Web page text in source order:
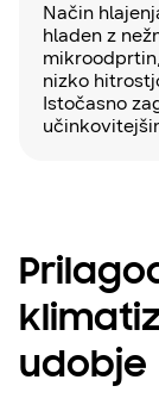
Način
hladen z
nizko
Istočasno
udobje